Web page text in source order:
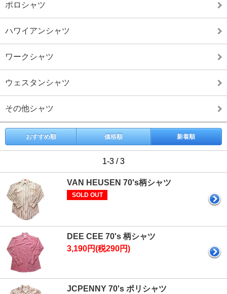
ポロシャツ
ハワイアンシャツ
ワークシャツ
ウェスタンシャツ
その他シャツ
おすすめ順 価格順 新着順
1-3 / 3
VAN HEUSEN 70's柄シャツ
SOLD OUT
DEE CEE 70's 柄シャツ
3,190円(税290円)
JCPENNY 70's ポリシャツ